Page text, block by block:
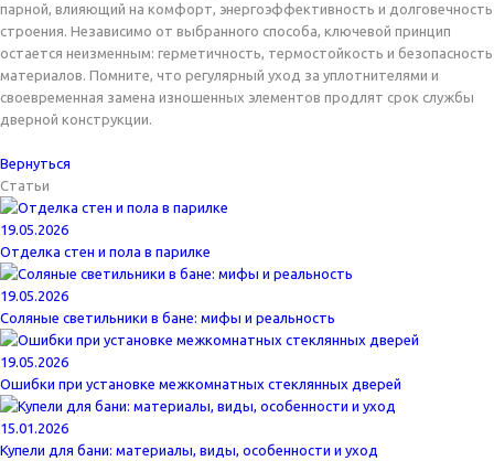
парной, влияющий на комфорт, энергоэффективность и долговечность
строения. Независимо от выбранного способа, ключевой принцип
остается неизменным: герметичность, термостойкость и безопасность
материалов. Помните, что регулярный уход за уплотнителями и
своевременная замена изношенных элементов продлят срок службы
дверной конструкции.
Вернуться
Статьи
19.05.2026
Отделка стен и пола в парилке
19.05.2026
Соляные светильники в бане: мифы и реальность
19.05.2026
Ошибки при установке межкомнатных стеклянных дверей
15.01.2026
Купели для бани: материалы, виды, особенности и уход